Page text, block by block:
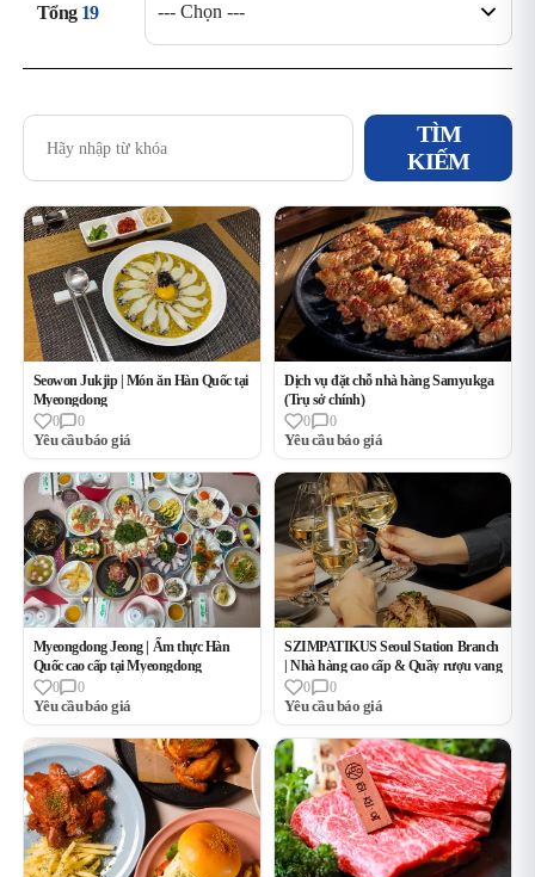
Tổng 19
TÌM
KIẾM
Ẩm thực cao cấp
필터
상품 목록
Seowon Jukjip | Món ăn Hàn Quốc tại
Myeongdong
0
0
Yêu cầu báo giá
Dịch vụ đặt chỗ nhà hàng Samyukga
(Trụ sở chính)
0
0
Yêu cầu báo giá
Myeongdong Jeong | Ẩm thực Hàn
Quốc cao cấp tại Myeongdong
0
0
Yêu cầu báo giá
SZIMPATIKUS Seoul Station Branch
| Nhà hàng cao cấp & Quầy rượu vang
0
0
Yêu cầu báo giá